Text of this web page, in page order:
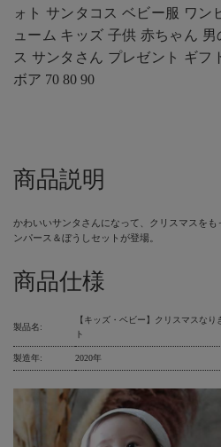
ォト サンタコス ベビー服 ワン
ューム キッズ 子供 赤ちゃん
ス サンタさん プレゼント ギフ
ボア 70 80 90
商品説明
かわいいサンタさんになって、クリスマスを
ンパース＆ぼうしセットが登場。
商品仕様
製品名:
【キッズ・ベビー】クリスマスな
ト
製造年: 2020年